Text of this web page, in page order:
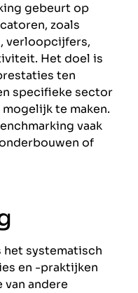
gebeurt op
zoals
verloopcijfers,
Het doel is
ten
specifieke sector
te maken.
vaak
of
het systematisch
en -praktijken
van andere